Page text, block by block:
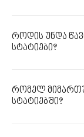
როდის უნდა
სტატიები?
რომელ
სტატიებში?